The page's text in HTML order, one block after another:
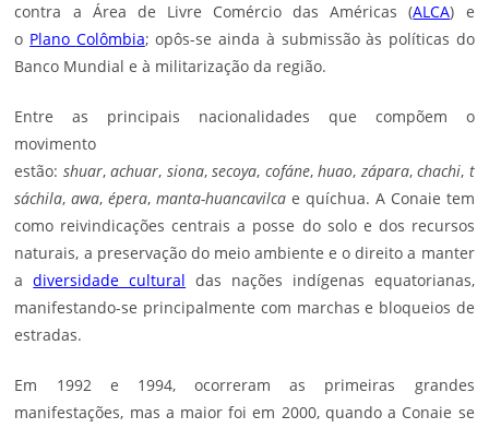
contra a Área de Livre Comércio das Américas (ALCA) e
o Plano Colômbia; opôs-se ainda à submissão às políticas do
Banco Mundial e à militarização da região.
Entre as principais nacionalidades que compõem o
movimento
estão: shuar,achuar, siona,secoya, cofáne,huao, zápara,chachi, t
sáchila,awa,épera,manta-huancavilca e quíchua. A Conaie tem
como reivindicações centrais a posse do solo e dos recursos
naturais, a preservação do meio ambiente e o direito a manter
adiversidade cultural das nações indígenas equatorianas,
manifestando-se principalmente com marchas e bloqueios de
estradas.
Em 1992 e 1994, ocorreram as primeiras grandes
manifestações, mas a maior foi em 2000, quando a Conaie se